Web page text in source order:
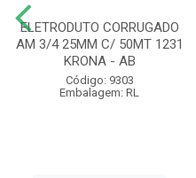
ELETRODUTO CORRUGADO
AM 3/4 25MM C/ 50MT 1231
KRONA - AB
Código: 9303
Embalagem: RL